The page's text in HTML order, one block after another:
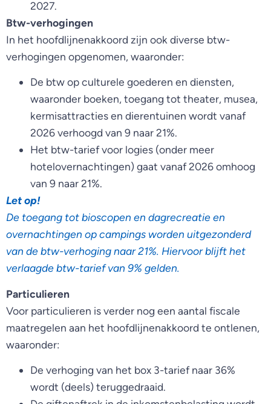
2027.
Btw-verhogingen
In het hoofdlijnenakkoord zijn ook diverse btw-
verhogingen opgenomen, waaronder:
De btw op culturele goederen en diensten,
waaronder boeken, toegang tot theater, musea,
kermisattracties en dierentuinen wordt vanaf
2026 verhoogd van 9 naar 21%.
Het btw-tarief voor logies (onder meer
hotelovernachtingen) gaat vanaf 2026 omhoog
van 9 naar 21%.
Let op!
De toegang tot bioscopen en dagrecreatie en
overnachtingen op campings worden uitgezonderd
van de btw-verhoging naar 21%. Hiervoor blijft het
verlaagde btw-tarief van 9% gelden.
Particulieren
Voor particulieren is verder nog een aantal fiscale
maatregelen aan het hoofdlijnenakkoord te ontlenen,
waaronder:
De verhoging van het box 3-tarief naar 36%
wordt (deels) teruggedraaid.